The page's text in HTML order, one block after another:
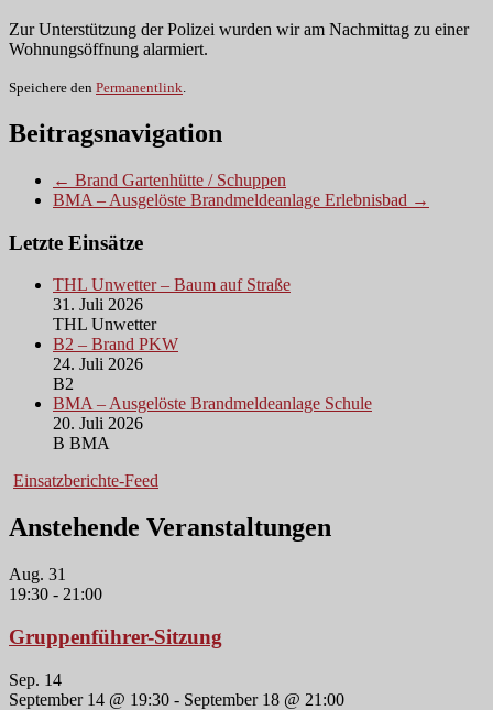
Zur Unterstützung der Polizei wurden wir am Nachmittag zu einer
Wohnungsöffnung alarmiert.
Speichere den Permanentlink.
Beitragsnavigation
← Brand Gartenhütte / Schuppen
BMA – Ausgelöste Brandmeldeanlage Erlebnisbad →
Letzte Einsätze
THL Unwetter – Baum auf Straße
31. Juli 2026
THL Unwetter
B2 – Brand PKW
24. Juli 2026
B2
BMA – Ausgelöste Brandmeldeanlage Schule
20. Juli 2026
B BMA
Einsatzberichte-Feed
Anstehende Veranstaltungen
Aug. 31
19:30 - 21:00
Gruppenführer-Sitzung
Sep. 14
September 14 @ 19:30 - September 18 @ 21:00